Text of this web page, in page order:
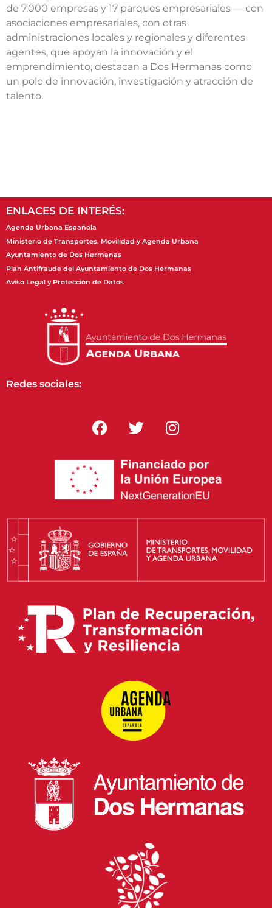
de 7.000 empresas y 17 parques empresariales — con
asociaciones empresariales, con otras
administraciones locales y regionales y diferentes
agentes, que apoyan la innovación y el
emprendimiento, destacan a Dos Hermanas como
un polo de innovación, investigación y atracción de
talento.
ENLACES DE INTERÉS:
Agenda Urbana Española
Ministerio de Transportes, Movilidad y Agenda Urbana
Ayuntamiento de Dos Hermanas
Plan Antifraude del Ayuntamiento de Dos Hermanas
Aviso Legal y Protección de Datos
Redes sociales: